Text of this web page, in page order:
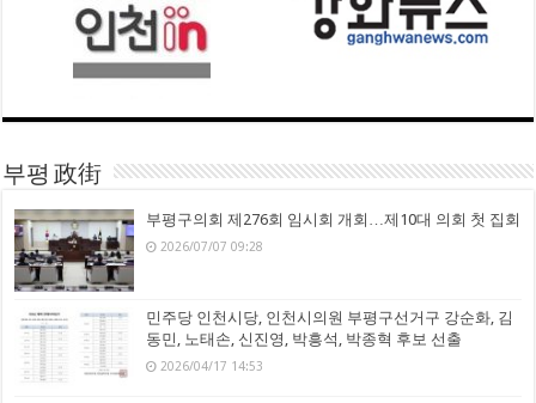
부평 政街
부평구의회 제276회 임시회 개회…제10대 의회 첫 집회
2026/07/07 09:28
민주당 인천시당, 인천시의원 부평구선거구 강순화, 김
동민, 노태손, 신진영, 박흥석, 박종혁 후보 선출
2026/04/17 14:53